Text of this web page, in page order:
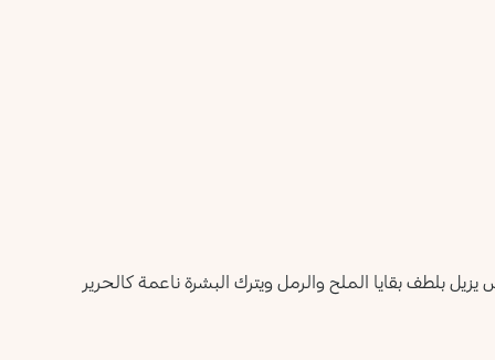
بقايا الملح والرمل ويترك البشرة ناعمة كالحرير